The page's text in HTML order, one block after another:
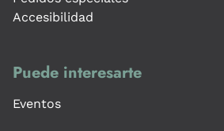
Accesibilidad
Puede interesarte
Eventos